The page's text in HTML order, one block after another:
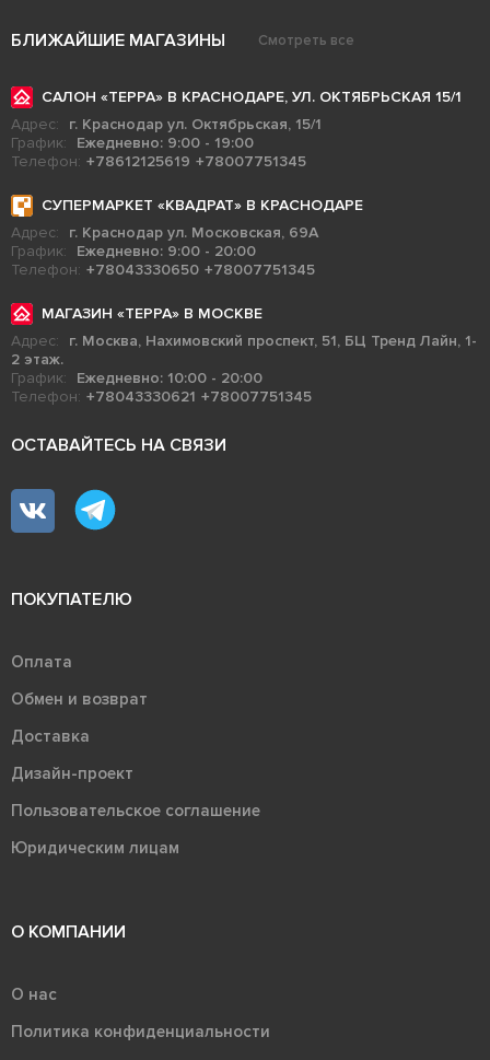
БЛИЖАЙШИЕ МАГАЗИНЫ Смотреть все
САЛОН «ТЕРРА» В КРАСНОДАРЕ, УЛ. ОКТЯБРЬСКАЯ 15/1
Адрес:
г. Краснодар ул. Октябрьская, 15/1
График:
Ежедневно: 9:00 - 19:00
Телефон: +78612125619 +78007751345
СУПЕРМАРКЕТ «КВАДРАТ» В КРАСНОДАРЕ
Адрес:
г. Краснодар ул. Московская, 69А
График:
Ежедневно: 9:00 - 20:00
Телефон: +78043330650 +78007751345
МАГАЗИН «ТЕРРА» В МОСКВЕ
Адрес:
г. Москва, Нахимовский проспект, 51, БЦ Тренд Лайн, 1-
2 этаж.
График:
Ежедневно: 10:00 - 20:00
Телефон: +78043330621 +78007751345
ОСТАВАЙТЕСЬ НА СВЯЗИ
ПОКУПАТЕЛЮ
Оплата
Обмен и возврат
Доставка
Дизайн-проект
Пользовательское соглашение
Юридическим лицам
О КОМПАНИИ
О нас
Политика конфиденциальности